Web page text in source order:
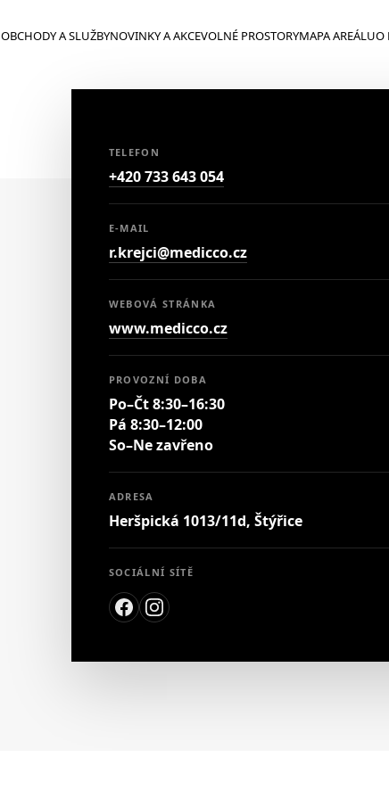
OBCHODY A SLUŽBYNOVINKY A AKCEVOLNÉ PROSTORYMAPA AREÁLUO
TELEFON
+420 733 643 054
E-MAIL
r.krejci@medicco.cz
WEBOVÁ STRÁNKA
www.medicco.cz
PROVOZNÍ DOBA
Po–Čt 8:30–16:30
Pá 8:30–12:00
So–Ne zavřeno
ADRESA
Heršpická 1013/11d, Štýřice
SOCIÁLNÍ SÍTĚ